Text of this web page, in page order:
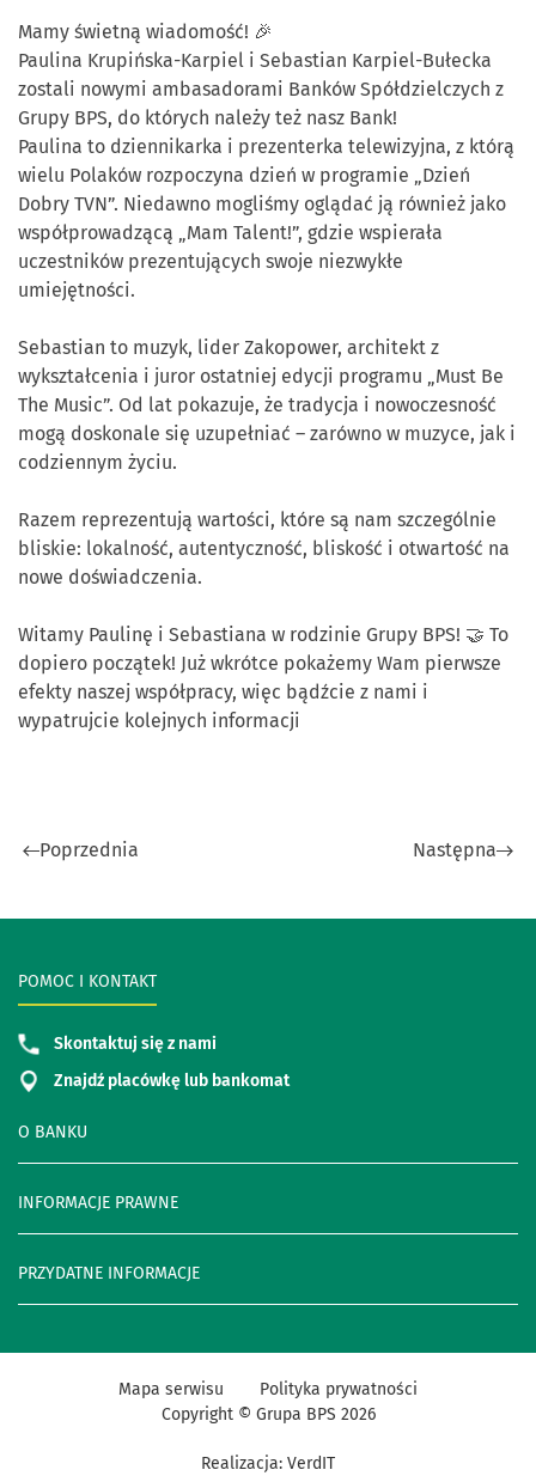
Mamy świetną wiadomość! 🎉
Paulina Krupińska-Karpiel i Sebastian Karpiel-Bułecka
zostali nowymi ambasadorami Banków Spółdzielczych z
Grupy BPS, do których należy też nasz Bank!
Paulina to dziennikarka i prezenterka telewizyjna, z którą
wielu Polaków rozpoczyna dzień w programie „Dzień
Dobry TVN”. Niedawno mogliśmy oglądać ją również jako
współprowadzącą „Mam Talent!”, gdzie wspierała
uczestników prezentujących swoje niezwykłe
umiejętności.
Sebastian to muzyk, lider Zakopower, architekt z
wykształcenia i juror ostatniej edycji programu „Must Be
The Music”. Od lat pokazuje, że tradycja i nowoczesność
mogą doskonale się uzupełniać – zarówno w muzyce, jak i
codziennym życiu.
Razem reprezentują wartości, które są nam szczególnie
bliskie: lokalność, autentyczność, bliskość i otwartość na
nowe doświadczenia.
Witamy Paulinę i Sebastiana w rodzinie Grupy BPS! 🤝 To
dopiero początek! Już wkrótce pokażemy Wam pierwsze
efekty naszej współpracy, więc bądźcie z nami i
wypatrujcie kolejnych informacji
Poprzednia Następna
O BANKU
INFORMACJE PRAWNE
PRZYDATNE INFORMACJE
POMOC I KONTAKT
Skontaktuj się z nami
Znajdź placówkę lub bankomat
Realizacja: VerdIT
Mapa serwisu
Polityka prywatności
Copyright © Grupa BPS 2026